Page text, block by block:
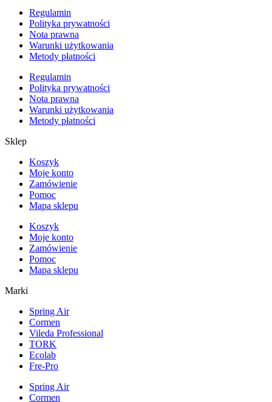
Regulamin
Polityka prywatności
Nota prawna
Warunki użytkowania
Metody płatności
Regulamin
Polityka prywatności
Nota prawna
Warunki użytkowania
Metody płatności
Sklep
Koszyk
Moje konto
Zamówienie
Pomoc
Mapa sklepu
Koszyk
Moje konto
Zamówienie
Pomoc
Mapa sklepu
Marki
Spring Air
Cormen
Vileda Professional
TORK
Ecolab
Fre-Pro
Spring Air
Cormen